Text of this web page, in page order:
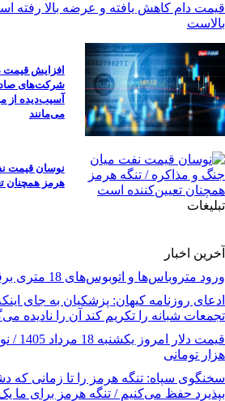
قیمت دام کاهش یافته و عرضه بالا
بالاست
افزایش قیمت
شرکت‌های
آسیب‌دیده از
می‌مانند
نوسان قیمت
هرمز همچنان
تبلیغات
آخرین اخبار
ورود متروباس‌ها و اتوبوس‌های 18 متری برقی به تهران
ادعای روزنامه کیهان: پزشکیان به جای
تجمعات شبانه را تکریم کند آن را نادیده
هزار تومانی
سخنگوی سپاه: تنگه هرمز را تا زمانی که
بپذیرد حفظ می‌کنیم / تنگه هرمز برای ما